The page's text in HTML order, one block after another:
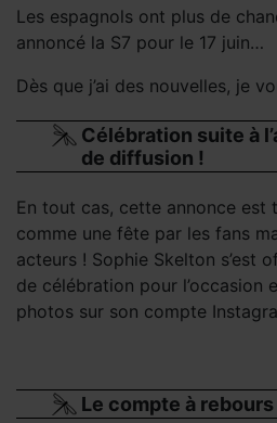
Les espagnols ont plus de
annoncé la S7 pour le 17 juin…
Dès que j’ai des nouvelles, je
Célébration suite à
de diffusion !
En tout cas, cette annonce est
comme une fête par les fans
acteurs ! Sophie Skelton s’est
de célébration pour l’occasion
photos sur son compte
Le compte à